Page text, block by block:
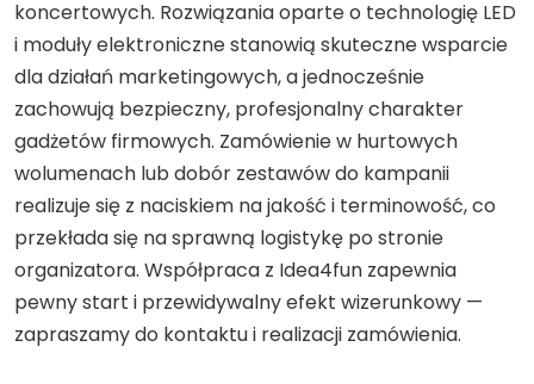
koncertowych. Rozwiązania oparte o technologię LED
i moduły elektroniczne stanowią skuteczne wsparcie
dla działań marketingowych, a jednocześnie
zachowują bezpieczny, profesjonalny charakter
gadżetów firmowych. Zamówienie w hurtowych
wolumenach lub dobór zestawów do kampanii
realizuje się z naciskiem na jakość i terminowość, co
przekłada się na sprawną logistykę po stronie
organizatora. Współpraca z Idea4fun zapewnia
pewny start i przewidywalny efekt wizerunkowy —
zapraszamy do kontaktu i realizacji zamówienia.